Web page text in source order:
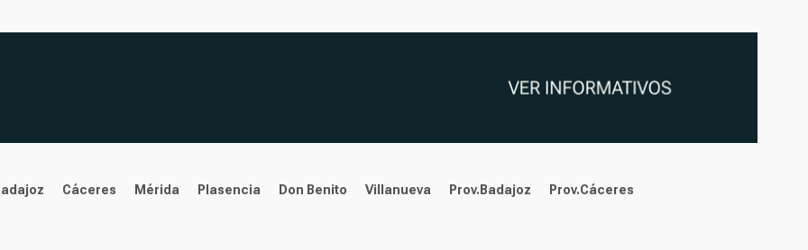
Cáceres Mérida Plasencia Don Benito Villanueva Prov.Badajoz Prov.Cáceres